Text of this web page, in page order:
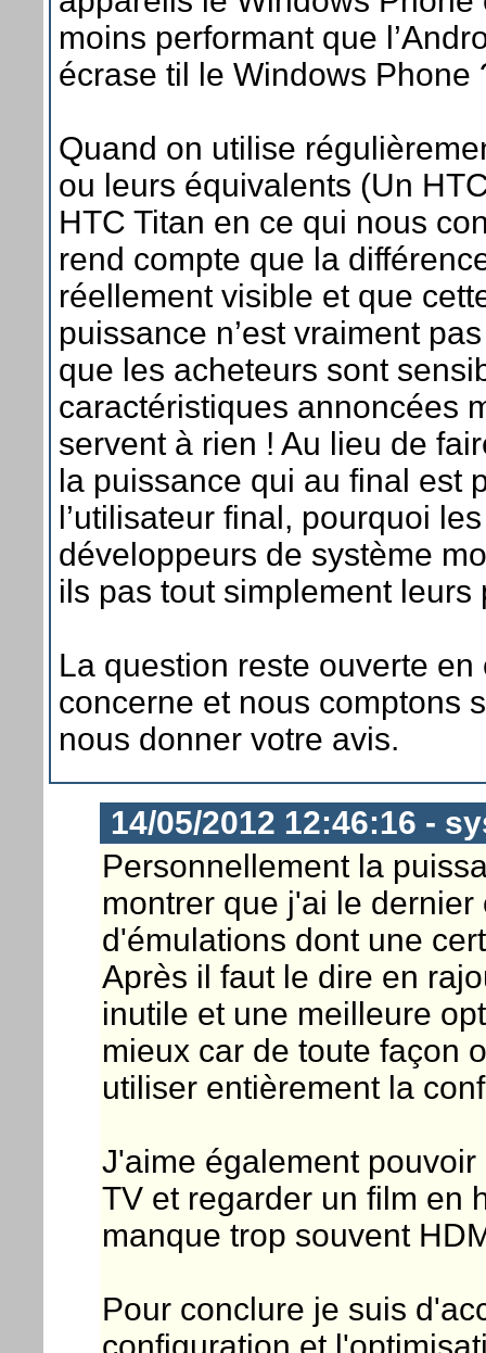
moins performant que
écrase til le Windows Phone
Quand on utilise
ou leurs équivalents (Un
HTC Titan en ce qui nous
rend compte que la
réellement visible et que
puissance n’est vraiment
que les acheteurs sont
caractéristiques annoncées
servent à rien ! Au lieu de
la puissance qui au final est
l’utilisateur final, pourquoi
développeurs de système
ils pas tout simplement leurs
La question reste ouverte en
concerne et nous comptons
nous donner votre avis.
14/05/2012 12:46:16 -
Personnellement la
montrer que j'ai le
d'émulations dont une
Après il faut le dire en
inutile et une meilleure
mieux car de toute façon
utiliser entièrement la
J'aime également
TV et regarder un film en
manque trop souvent
Pour conclure je suis
configuration et